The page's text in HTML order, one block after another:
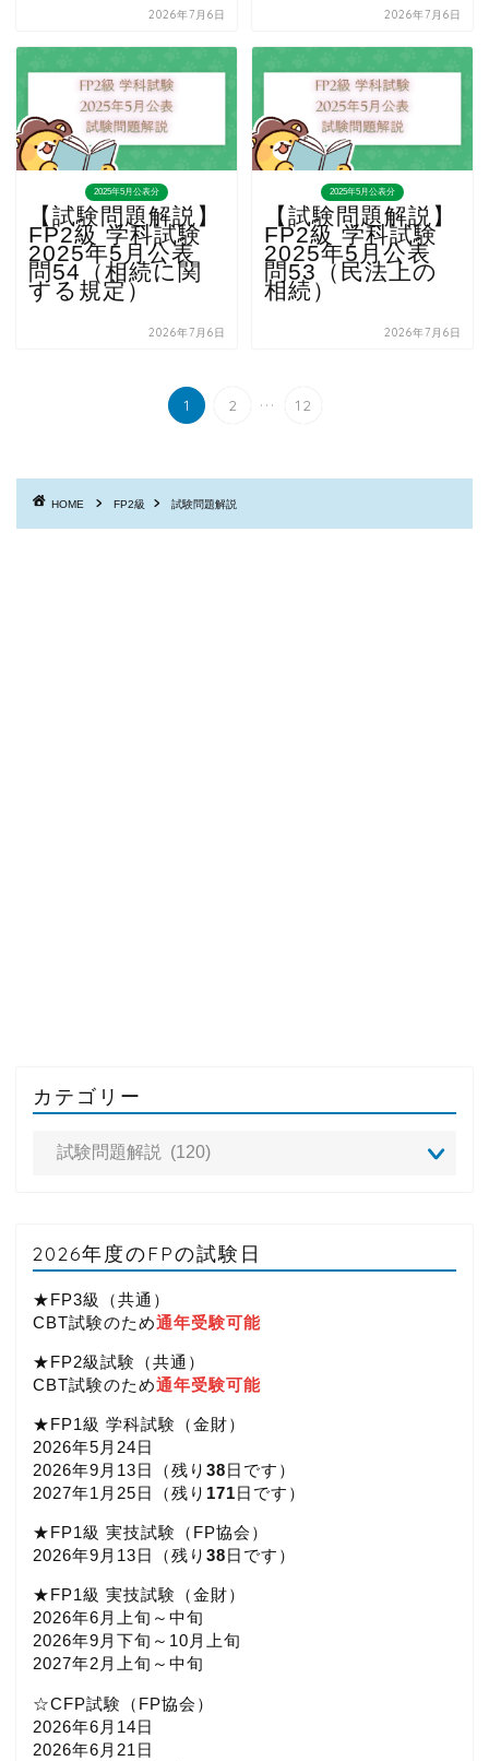
2026年7月6日 2026年7月6日
2025年5月公表分
【試験問題解説】
FP2級 学科試験
2025年5月公表
問54（相続に関
する規定）
2026年7月6日
2025年5月公表分
【試験問題解説】
FP2級 学科試験
2025年5月公表
問53（民法上の
相続）
2026年7月6日
1 2 ... 12
HOME FP2級 試験問題解説
カテゴリー
2026年度のFPの試験日
★FP3級（共通）
CBT試験のため通年受験可能
★FP2級試験（共通）
CBT試験のため通年受験可能
★FP1級 学科試験（金財）
2026年5月24日
2026年9月13日（残り 38日です）
2027年1月25日（残り 171日です）
★FP1級 実技試験（FP協会）
2026年9月13日（残り 38日です）
★FP1級 実技試験（金財）
2026年6月上旬～中旬
2026年9月下旬～10月上旬
2027年2月上旬～中旬
☆CFP試験（FP協会）
2026年6月14日
2026年6月21日